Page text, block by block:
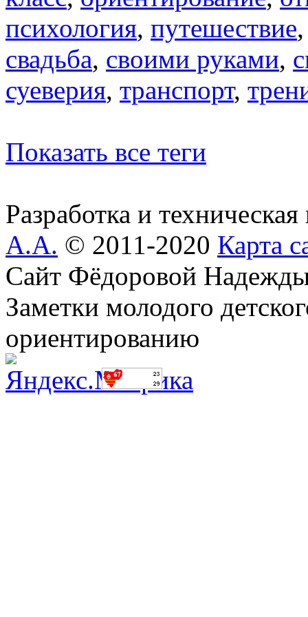
психология, путешествие
свадьба, своими руками,
суеверия, транспорт,
Показать все теги
Разработка и
А.А. © 2011-2020 Карта
Сайт Фёдоровой
Заметки молодого
ориентированию